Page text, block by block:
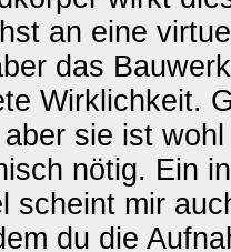
an eine
das
Wirklichkeit.
sie ist wohl
nötig. Ein
scheint mir
du die